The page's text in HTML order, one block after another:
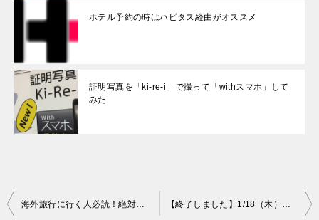
ホテル予約の時はハピタス経由がオススメ
証明写真を「ki-re-i」で撮って「withスマホ」して
みた
投
海外旅行に行く人必読！絶対忘れてはいけない持ち物６選 【終了しました】1/18（木）締切：またまた出ましたハピタス入会ビックキャンペーン